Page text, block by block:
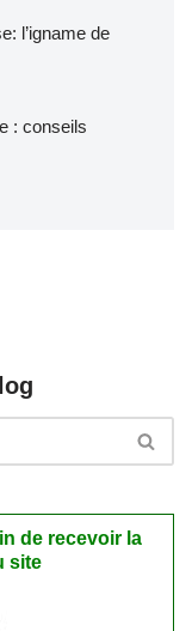
l’igname de
: conseils
de recevoir la
site